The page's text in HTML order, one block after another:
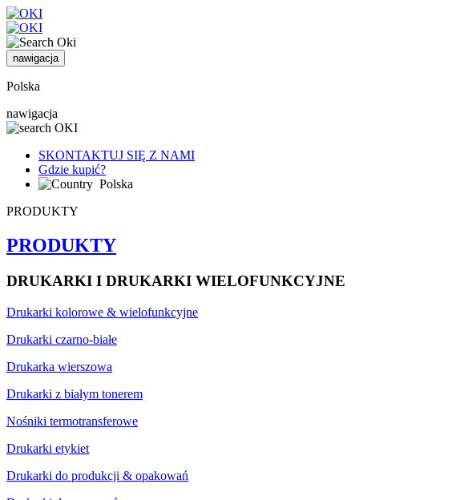
nawigacja
Polska
nawigacja
SKONTAKTUJ SIĘ Z NAMI
Gdzie kupić?
Polska
PRODUKTY
PRODUKTY
DRUKARKI I DRUKARKI WIELOFUNKCYJNE
Drukarki kolorowe & wielofunkcyjne
Drukarki czarno-białe
Drukarka wierszowa
Drukarki z białym tonerem
Nośniki termotransferowe
Drukarki etykiet
Drukarki do produkcji & opakowań